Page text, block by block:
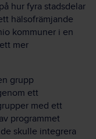
hur fyra stadsdelar
hälsofrämjande
kommuner i en
mer
grupp
ett
med ett
programmet
skulle integrera